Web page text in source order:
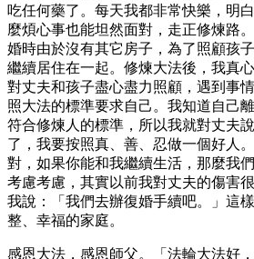
吃任何藥了。每天我都非常快樂，明
麼煩心事也能坦然面對，走正修煉路
婚時由於沒有其它房子，為了照顧孩
繼續居住在一起。修煉大法後，我真
對丈夫和孩子盡心盡力照顧，遇到事
照大法的標準要求自己。我知道自己
符合修煉人的標準，所以我就對丈夫
了，我要按照真、善、忍做一個好人
對，如果你能和我繼續生活，那麼我
考慮考慮，其實以前我對丈夫的傷害
我說：「我們去辦復婚手續吧。」這
整、幸福的家庭。
感恩大法，感恩師父。「法輪大法好